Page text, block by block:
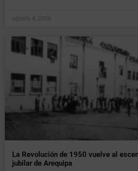
agosto 4, 2026
La Revolución de 1950 vuelve al
jubilar de Arequipa